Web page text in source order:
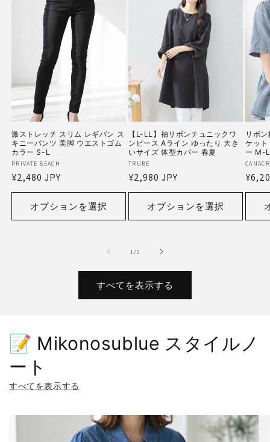
激ストレッチ スリム レギパン ス
キニーパンツ 美脚 ウエストゴム
カラー S-L
販
売
元:
PRIVATE BEACH
通
常
格
¥2,480 JPY
オプションを選択
【L-LL】袖リボンチュニックワ
ンピース Aライン ゆったり 大き
いサイズ 体型カバー 春夏
販
売
元:
TRUBE
通
常
格
¥2,980 JPY
オプションを選択
リボ
ケット
ー M-L
販
売
元:
通
常
格
1 /の5
すべてを表示する
📝 Mikonosublue スタイルノ
ート
すべてを表示する